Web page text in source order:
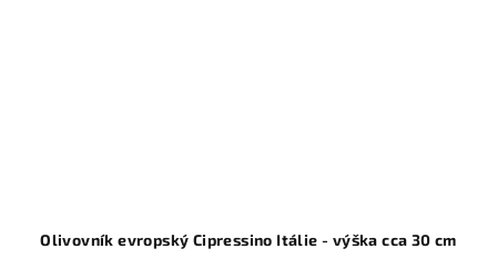
Olivovník evropský Cipressino Itálie - výška cca 30 cm